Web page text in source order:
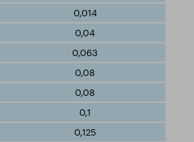
0,014
0,04
0,063
0,08
0,08
0,1
0,125